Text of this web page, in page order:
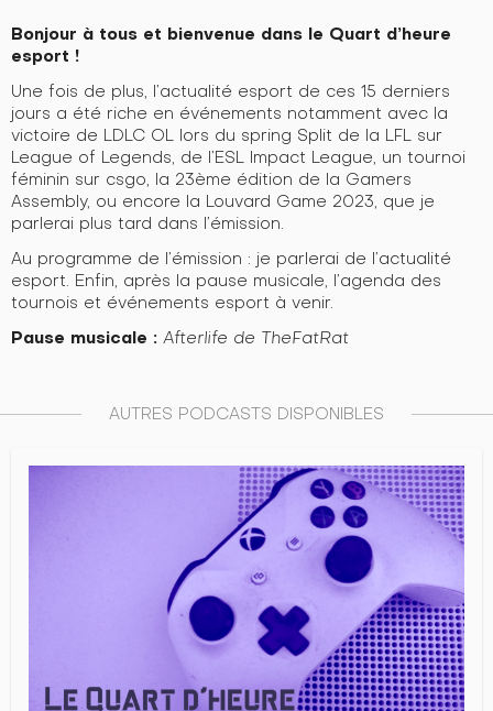
Bonjour à tous et bienvenue dans le Quart d’heure
esport !
Une fois de plus, l’actualité esport de ces 15 derniers
jours a été riche en événements notamment avec la
victoire de LDLC OL lors du spring Split de la LFL sur
League of Legends, de l’ESL Impact League, un tournoi
féminin sur csgo, la 23ème édition de la Gamers
Assembly, ou encore la Louvard Game 2023, que je
parlerai plus tard dans l’émission.
Au programme de l’émission : je parlerai de l’actualité
esport. Enfin, après la pause musicale, l’agenda des
tournois et événements esport à venir.
Pause musicale : Afterlife de TheFatRat
AUTRES PODCASTS DISPONIBLES